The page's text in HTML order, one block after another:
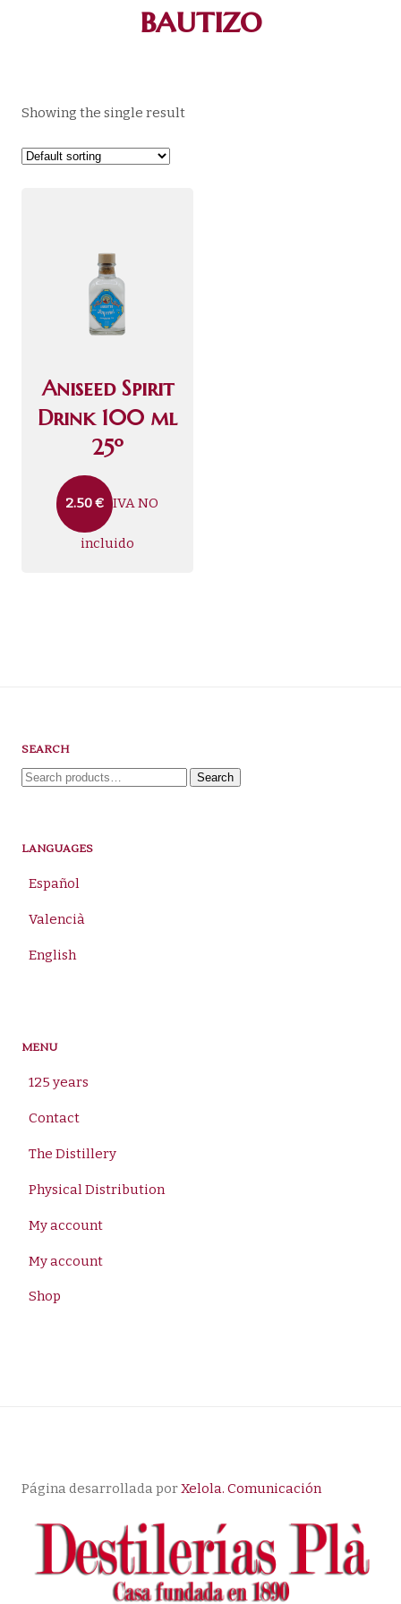
bautizo
Showing the single result
Aniseed Spirit
Drink 100 ml
25º
2.50€ IVA NO
incluido
SEARCH
Search
Search
LANGUAGES
Español
Valencià
English
MENU
125 years
Contact
The Distillery
Physical Distribution
My account
My account
Shop
Página desarrollada porXelola. Comunicación